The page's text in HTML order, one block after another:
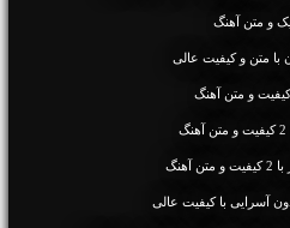
و متن آهنگ
با متن و کیفیت عالی
آسرایی با کیفیت عالی